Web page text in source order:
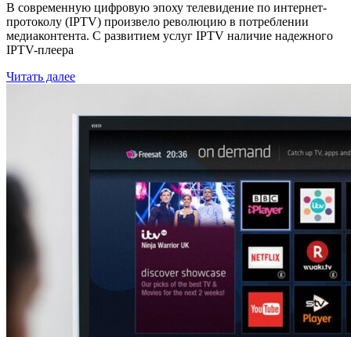
В современную цифровую эпоху телевидение по интернет-
протоколу (IPTV) произвело революцию в потреблении
медиаконтента. С развитием услуг IPTV наличие надежного
IPTV-плеера
Читать далее